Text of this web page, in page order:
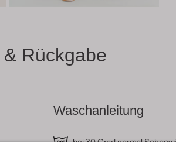
Rückgabe
Waschanleitung
bei 30 Grad normal